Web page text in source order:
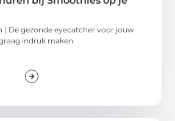
| De gezonde eyecatcher voor jouw
indruk maken